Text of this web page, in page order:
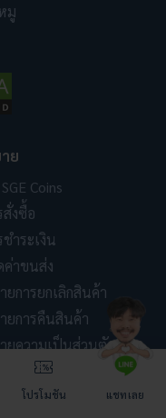
มู
ย
Coins
สั่งซื้อ
ำระเงิน
ค่าขนส่ง
ยการยกเลิกสินค้า
ยการคืนสินค้า
ยความเป็นส่วนตัว
การจัดส่ง
หาโปรโมชัน แชทเลย